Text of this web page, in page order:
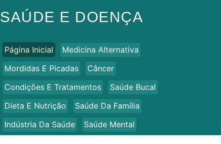
SAÚDE E DOENÇA
Página Inicial
Medicina Alternativa
Mordidas E Picadas
Câncer
Condições E Tratamentos
Saúde Bucal
Dieta E Nutrição
Saúde Da Família
Indústria Da Saúde
Saúde Mental